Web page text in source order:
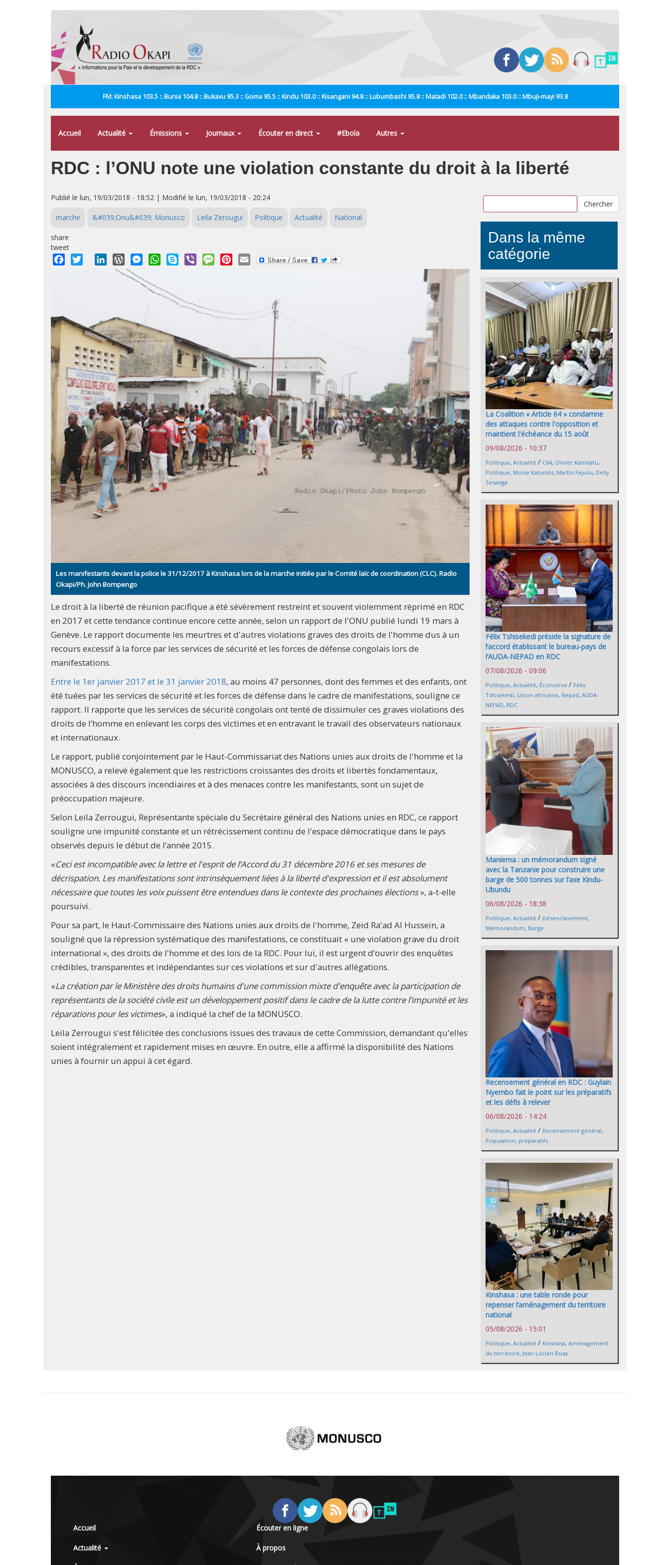
FM: Kinshasa 103.5 :: Bunia 104.8 :: Bukavu 95.3 :: Goma 95.5 :: Kindu 103.0 :: Kisangani 94.8 :: Lubumbashi 95.8 :: Matadi 102.0 :: Mbandaka 103.0 :: Mbuji-mayi 93.8
Accueil Actualité Émissions Journaux Écouter en direct #Ebola Autres
RDC : l’ONU note une violation constante du droit à la liberté
Publié le lun, 19/03/2018 - 18:52 | Modifié le lun, 19/03/2018 - 20:24
marche &#039;Onu&#039; Monusco Leila Zerougui Politique Actualité National
share
tweet
Facebook
Twitter LinkedInWordPressMessengerWhatsApp
Skype Viber MessagePinterest
Email
Les manifestants devant la police le 31/12/2017 à Kinshasa lors de la marche initiée par le Comité laïc de coordination (CLC). Radio
Okapi/Ph. John Bompengo
Le droit à la liberté de réunion pacifique a été sévèrement restreint et souvent violemment réprimé en RDC
en 2017 et cette tendance continue encore cette année, selon un rapport de l'ONU publié lundi 19 mars à
Genève. Le rapport documente les meurtres et d'autres violations graves des droits de l'homme dus à un
recours excessif à la force par les services de sécurité et les forces de défense congolais lors de
manifestations.
Entre le 1er janvier 2017 et le 31 janvier 2018, au moins 47 personnes, dont des femmes et des enfants, ont
été tuées par les services de sécurité et les forces de défense dans le cadre de manifestations, souligne ce
rapport. Il rapporte que les services de sécurité congolais ont tenté de dissimuler ces graves violations des
droits de l’homme en enlevant les corps des victimes et en entravant le travail des observateurs nationaux
et internationaux.
Le rapport, publié conjointement par le Haut-Commissariat des Nations unies aux droits de l'homme et la
MONUSCO, a relevé également que les restrictions croissantes des droits et libertés fondamentaux,
associées à des discours incendiaires et à des menaces contre les manifestants, sont un sujet de
préoccupation majeure.
Selon Leila Zerrougui, Représentante spéciale du Secrétaire général des Nations unies en RDC, ce rapport
souligne une impunité constante et un rétrécissement continu de l'espace démocratique dans le pays
observés depuis le début de l’année 2015.
«Ceci est incompatible avec la lettre et l'esprit de l’Accord du 31 décembre 2016 et ses mesures de
décrispation. Les manifestations sont intrinsèquement liées à la liberté d'expression et il est absolument
nécessaire que toutes les voix puissent être entendues dans le contexte des prochaines élections», a-t-elle
poursuivi.
Pour sa part, le Haut-Commissaire des Nations unies aux droits de l'homme, Zeid Ra'ad Al Hussein, a
souligné que la répression systématique des manifestations, ce constituait « une violation grave du droit
international », des droits de l'homme et des lois de la RDC. Pour lui, il est urgent d’ouvrir des enquêtes
crédibles, transparentes et indépendantes sur ces violations et sur d'autres allégations.
«La création par le Ministère des droits humains d'une commission mixte d'enquête avec la participation de
représentants de la société civile est un développement positif dans le cadre de la lutte contre l’impunité et les
réparations pour les victimes», a indiqué la chef de la MONUSCO.
Leila Zerrougui s'est félicitée des conclusions issues des travaux de cette Commission, demandant qu'elles
soient intégralement et rapidement mises en œuvre. En outre, elle a affirmé la disponibilité des Nations
unies à fournir un appui à cet égard.
Chercher
Dans la même
catégorie
La Coalition « Article 64 » condamne
des attaques contre l'opposition et
maintient l'échéance du 15 août
09/08/2026 - 10:37
Politique, Actualité / C64, Olivier Kamitatu,
Politique, Moise Katumbi, Martin Fayulu, Delly
Sesanga
Félix Tshisekedi préside la signature de
l’accord établissant le bureau-pays de
l’AUDA-NEPAD en RDC
07/08/2026 - 09:06
Politique, Actualité, Économie / Félix
Tshisekedi, Union africaine, Nepad, AUDA-
NEPAD, RDC
Maniema : un mémorandum signé
avec la Tanzanie pour construire une
barge de 500 tonnes sur l’axe Kindu-
Ubundu
06/08/2026 - 18:38
Politique, Actualité / Désenclavement,
Mémorandum, Barge
Recensement général en RDC : Guylain
Nyembo fait le point sur les préparatifs
et les défis à relever
06/08/2026 - 14:24
Politique, Actualité / Recensement général,
Population, préparatifs
Kinshasa : une table ronde pour
repenser l’aménagement du territoire
national
05/08/2026 - 15:01
Politique, Actualité / Kinshasa, Aménagement
du territoire, Jean Lucien Busa
Accueil
Actualité
Écouter en ligne
À propos